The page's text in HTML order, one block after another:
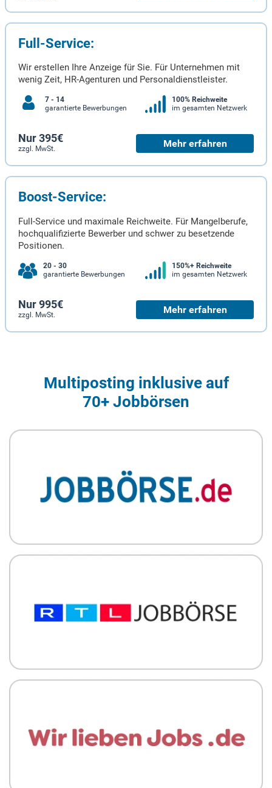
Full-Service:
Wir erstellen Ihre Anzeige für Sie. Für Unternehmen mit
wenig Zeit, HR-Agenturen und Personaldienstleister.
7 - 14
garantierte Bewerbungen
100% Reichweite
im gesamten Netzwerk
Nur 395€
zzgl. MwSt. Mehr erfahren
Boost-Service:
Full-Service und maximale Reichweite. Für Mangelberufe,
hochqualifizierte Bewerber und schwer zu besetzende
Positionen.
20 - 30
garantierte Bewerbungen
150%+ Reichweite
im gesamten Netzwerk
Nur 995€
zzgl. MwSt. Mehr erfahren
Multiposting inklusive auf
70+ Jobbörsen